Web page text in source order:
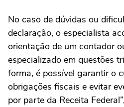
No caso de dúvidas ou
declaração, o especialista
orientação de um contador
especializado em questões
forma, é possível garantir o
obrigações fiscais e evitar
por parte da Receita